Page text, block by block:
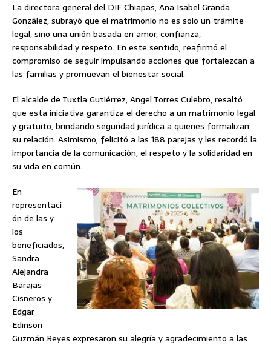
La directora general del DIF Chiapas, Ana Isabel Granda
González, subrayó que el matrimonio no es solo un trámite
legal, sino una unión basada en amor, confianza,
responsabilidad y respeto. En este sentido, reafirmó el
compromiso de seguir impulsando acciones que fortalezcan a
las familias y promuevan el bienestar social.
El alcalde de Tuxtla Gutiérrez, Angel Torres Culebro, resaltó
que esta iniciativa garantiza el derecho a un matrimonio legal
y gratuito, brindando seguridad jurídica a quienes formalizan
su relación. Asimismo, felicitó a las 188 parejas y les recordó la
importancia de la comunicación, el respeto y la solidaridad en
su vida en común.
En
representaci
ón de las y
los
beneficiados,
Sandra
Alejandra
Barajas
Cisneros y
Edgar
Edinson
Guzmán Reyes expresaron su alegría y agradecimiento a las